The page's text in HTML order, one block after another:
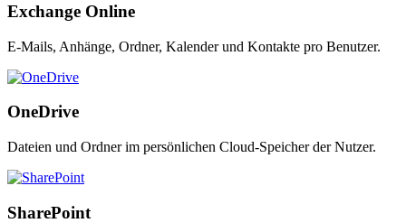
Exchange Online
E-Mails, Anhänge, Ordner, Kalender und Kontakte pro Benutzer.
OneDrive
Dateien und Ordner im persönlichen Cloud-Speicher der Nutzer.
SharePoint